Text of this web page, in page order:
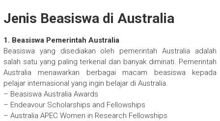
Jenis Beasiswa di Australia
1. Beasiswa Pemerintah Australia
Beasiswa yang disediakan oleh pemerintah Australia adalah
salah satu yang paling terkenal dan banyak diminati. Pemerintah
Australia menawarkan berbagai macam beasiswa kepada
pelajar internasional yang ingin belajar di Australia.
– Beasiswa Australia Awards
– Endeavour Scholarships and Fellowships
– Australia APEC Women in Research Fellowships